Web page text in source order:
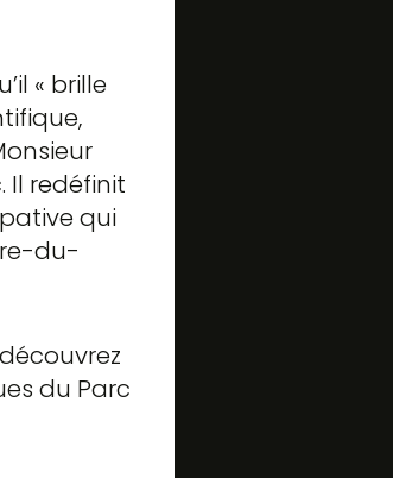
« brille
Il redéfinit
qui
du-
du Parc